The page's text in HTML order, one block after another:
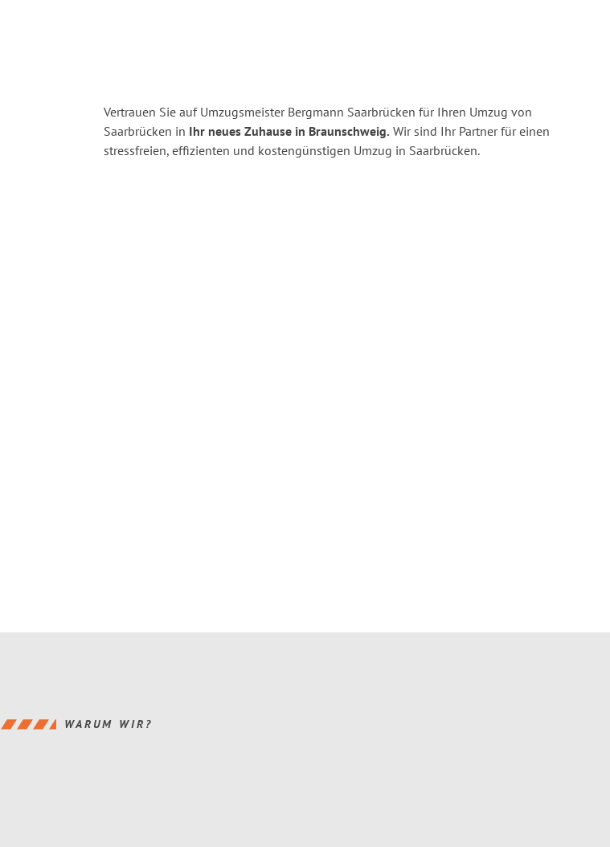
Vertrauen Sie auf Umzugsmeister Bergmann Saarbrücken für Ihren Umzug von
Saarbrücken in Ihr neues Zuhause in Braunschweig. Wir sind Ihr Partner für einen
stressfreien, effizienten und kostengünstigen Umzug in Saarbrücken.
WARUM WIR?